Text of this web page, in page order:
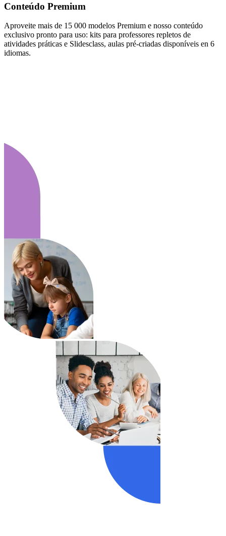
Conteúdo Premium
Aproveite mais de 15 000 modelos Premium e nosso conteúdo
exclusivo pronto para uso: kits para professores repletos de
atividades práticas e Slidesclass, aulas pré-criadas disponíveis en 6
idiomas.